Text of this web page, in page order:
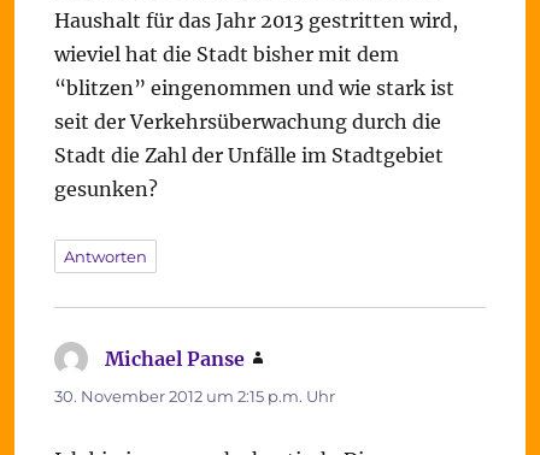
Haushalt für das Jahr 2013 gestritten wird,
wieviel hat die Stadt bisher mit dem
“blitzen” eingenommen und wie stark ist
seit der Verkehrsüberwachung durch die
Stadt die Zahl der Unfälle im Stadtgebiet
gesunken?
Antworten
Michael Panse
30. November 2012 um 2:15 p.m. Uhr